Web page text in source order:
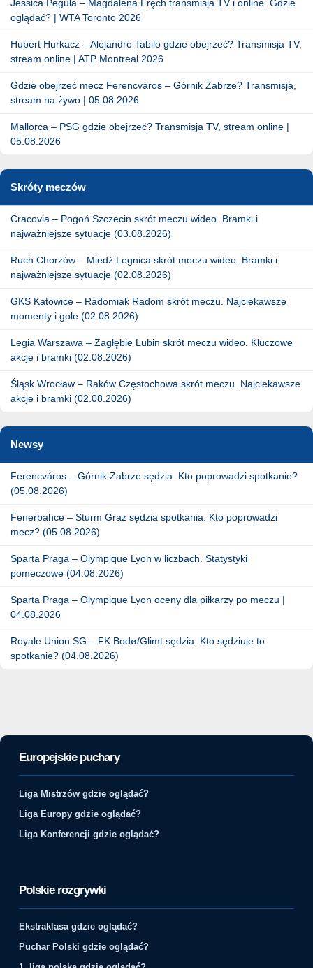
Jessica Pegula – Magdalena Fręch transmisja TV i online. Gdzie
oglądać? | WTA Toronto 2026
Hubert Hurkacz – Alejandro Tabilo gdzie obejrzeć? Transmisja TV,
stream online | ATP Montreal 2026
Gdzie obejrzeć mecz Ferencváros – Górnik Zabrze? Transmisja,
stream na żywo | 05.08.2026
Mallorca – PSG gdzie obejrzeć? Transmisja TV, stream online |
05.08.2026
Skróty meczów
Cracovia – Pogoń Szczecin skrót meczu wideo. Bramki i
najważniejsze sytuacje (03.08.2026)
Ruch Chorzów – Miedź Legnica skrót meczu wideo. Bramki i
najważniejsze sytuacje (02.08.2026)
GKS Katowice – Radomiak Radom skrót meczu. Najciekawsze
momenty i gole (02.08.2026)
Legia Warszawa – Zagłębie Lubin skrót meczu wideo. Kluczowe
akcje i bramki (02.08.2026)
Śląsk Wrocław – Raków Częstochowa skrót meczu. Najciekawsze
akcje i bramki (02.08.2026)
Newsy
Ferencváros – Górnik Zabrze sędzia. Kto poprowadzi spotkanie?
(05.08.2026)
Fenerbahce – Sturm Graz sędzia spotkania. Kto poprowadzi
mecz? (05.08.2026)
Sparta Praga – Olympique Lyon w liczbach. Statystyki
pomeczowe (04.08.2026)
Sparta Praga – Olympique Lyon oceny dla piłkarzy po meczu |
04.08.2026
Royale Union SG – FK Bodø/Glimt sędzia. Kto sędziuje to
spotkanie? (04.08.2026)
Europejskie puchary
Liga Mistrzów gdzie oglądać?
Liga Europy gdzie oglądać?
Liga Konferencji gdzie oglądać?
Polskie rozgrywki
Ekstraklasa gdzie oglądać?
Puchar Polski gdzie oglądać?